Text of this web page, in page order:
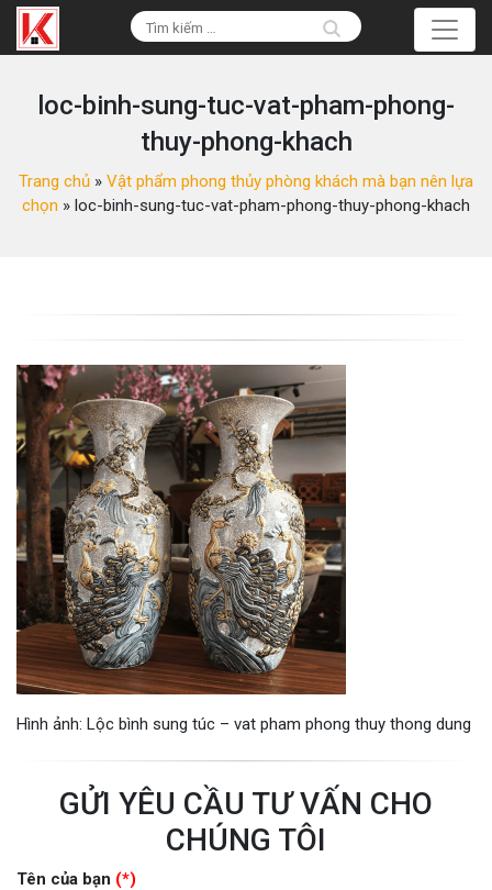
loc-binh-sung-tuc-vat-pham-phong-
thuy-phong-khach
Trang chủ » Vật phẩm phong thủy phòng khách mà bạn nên lựa
chọn » loc-binh-sung-tuc-vat-pham-phong-thuy-phong-khach
Hình ảnh: Lộc bình sung túc – vat pham phong thuy thong dung
GỬI YÊU CẦU TƯ VẤN CHO
CHÚNG TÔI
Tên của bạn (*)